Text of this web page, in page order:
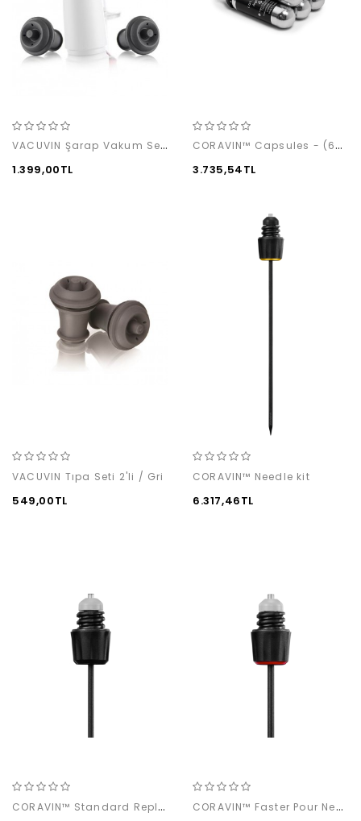
VACUVIN Şarap Vakum Seti / Beyaz (1 pompa + 2 tıpa)
1.399,00TL
CORAVIN™ Capsules - (6-pack)
3.735,54TL
VACUVIN Tıpa Seti 2'li / Gri
549,00TL
CORAVIN™ Needle kit
6.317,46TL
CORAVIN™ Standard Replacement Needle CORAVIN™ Faster Pour Needle